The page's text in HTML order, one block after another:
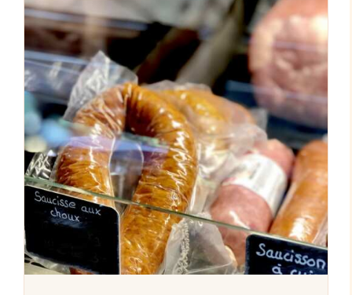
AJOUTER AU PANIER
DÉTAILS